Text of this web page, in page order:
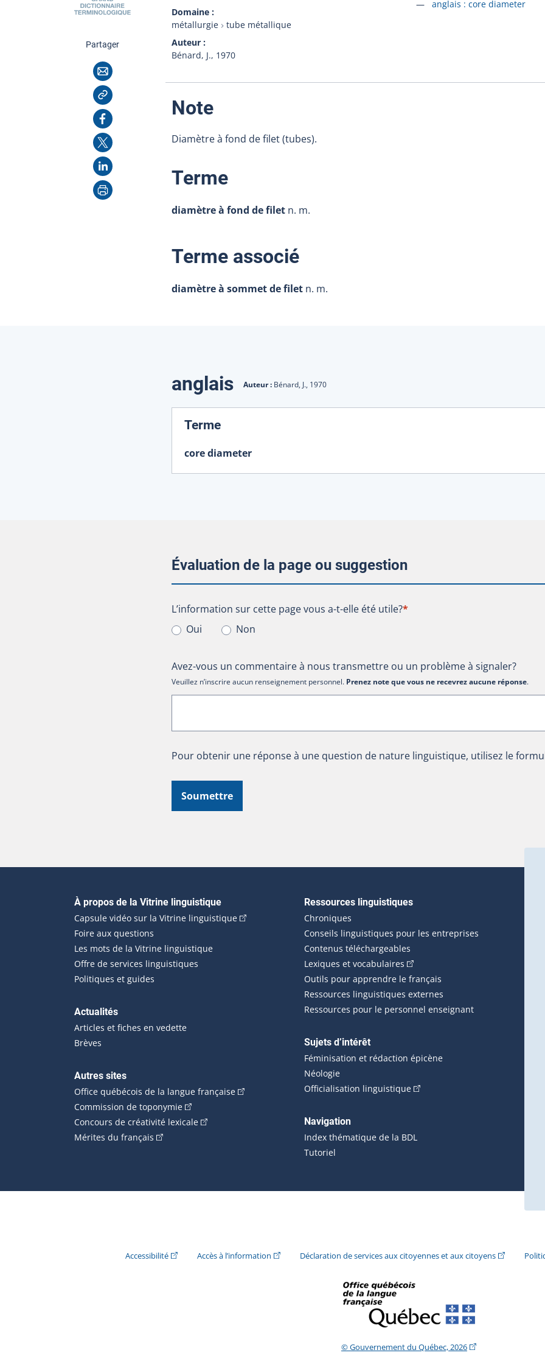
Domaine
métallurgie
tube métallique
Auteur
Bénard, J., 1970
Accéder à la fiche en
anglais : core diameter
Partagercette page
Courriel
Copier l'adresse
Facebook
X
LinkedIn
Imprimer
Note:
Diamètre à fond de filet (tubes).
Terme:
diamètre à fond de filet n. m.
Terme associé:
diamètre à sommet de filet n. m.
Traductions
anglais Auteur : Bénard, J., 1970
Terme:
core diameter
Évaluation de la page ou suggestion
L’information sur cette page vous a-t-elle été utile?
L’information sur cette page vous a-t-elle été utile?*
Oui
Non
Avez-vous un commentaire à nous transmettre ou un problème à signaler?
Veuillez n’inscrire aucun renseignement personnel. Prenez note que vous ne recevrez aucune réponse.
Pour obtenir une réponse à une question de nature linguistique, utilisez le
Soumettre
Navigation principale
À propos de la Vitrine linguistique
Capsule vidéo sur la Vitrine linguistique(Cet hyperlien externe s'ouvrira dans une nouvelle fenêtre.)
Foire aux questions
Les mots de la Vitrine linguistique
Offre de services linguistiques
Politiques et guides
Actualités
Articles et fiches en vedette
Brèves
Autres sites
Office québécois de la langue française(Cet hyperlien externe s'ouvrira dans une nouvelle fenêtre.)
Commission de toponymie(Cet hyperlien externe s'ouvrira dans une nouvelle fenêtre.)
Concours de créativité lexicale(Cet hyperlien externe s'ouvrira dans une nouvelle fenêtre.)
Mérites du français (Cet hyperlien externe s'ouvrira dans une nouvelle fenêtre.)
Ressources linguistiques
Chroniques
Conseils linguistiques pour les entreprises
Contenus téléchargeables
Lexiques et vocabulaires (Cet hyperlien externe s'ouvrira
Outils pour apprendre le français
Ressources linguistiques externes
Ressources pour le personnel enseignant
Sujets d’intérêt
Féminisation et rédaction épicène
Néologie
Officialisation linguistique(Cet hyperlien externe s'ouvrira
Navigation
Index thématique de la BDL
Tutoriel
Accessibilité(Cet hyperlien externe s'ouvrira dans une nouvelle fenêtre.)
Accès à l’information (Cet hyperlien externe s'ouvrira dans une nouvelle fenêtre.)
Déclaration de services aux citoyennes et aux citoyens(Cet
© Gouvernement du Québec, 2026(Cet hyperlien